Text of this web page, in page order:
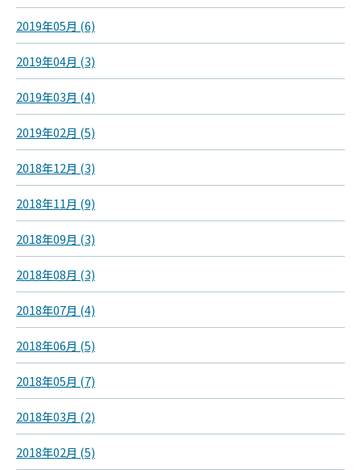
2019年05月 (6)
2019年04月 (3)
2019年03月 (4)
2019年02月 (5)
2018年12月 (3)
2018年11月 (9)
2018年09月 (3)
2018年08月 (3)
2018年07月 (4)
2018年06月 (5)
2018年05月 (7)
2018年03月 (2)
2018年02月 (5)